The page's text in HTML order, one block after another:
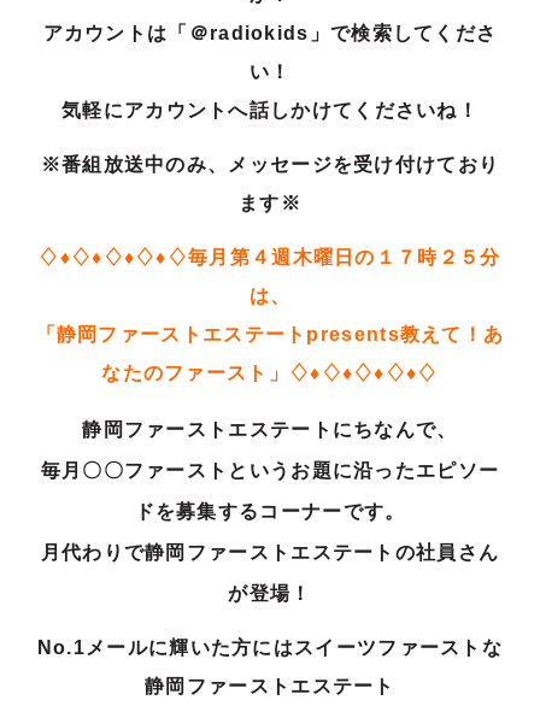
アカウントは「＠radiokids」で検索してくださ
い！
気軽にアカウントへ話しかけてくださいね！
※番組放送中のみ、メッセージを受け付けており
ます※
♢♦♢♦♢♦♢♦♢毎月第４週木曜日の１７時２５分
は、
「静岡ファーストエステートpresents教えて！あ
なたのファースト」♢♦♢♦♢♦♢♦♢
静岡ファーストエステートにちなんで、
毎月〇〇ファーストというお題に沿ったエピソー
ドを募集するコーナーです。
月代わりで静岡ファーストエステートの社員さん
が登場！
No.1 メールに輝いた方には スイーツファーストな
静岡ファーストエステート